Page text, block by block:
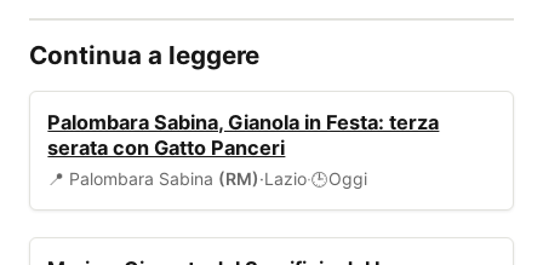
Continua a leggere
Palombara Sabina, Gianola in Festa: terza
serata con Gatto Panceri
📍 Palombara Sabina (RM)·Lazio·🕒Oggi